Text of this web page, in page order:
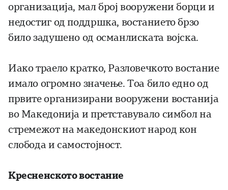
организација, мал број вооружени борци и
недостиг од поддршка, востанието брзо
било задушено од османлиската војска.
Иако траело кратко, Разловечкото востание
имало огромно значење. Тоа било едно од
првите организирани вооружени востанија
во Македонија и претставувало симбол на
стремежот на македонскиот народ кон
слобода и самостојност.
Кресненското востание